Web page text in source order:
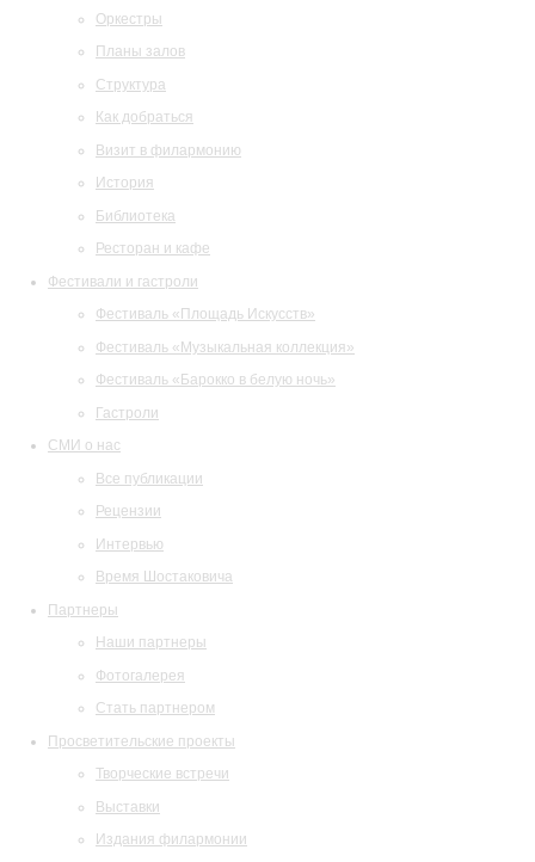
Оркестры
Планы залов
Структура
Как добраться
Визит в филармонию
История
Библиотека
Ресторан и кафе
Фестивали и гастроли
Фестиваль «Площадь Искусств»
Фестиваль «Музыкальная коллекция»
Фестиваль «Барокко в белую ночь»
Гастроли
СМИ о нас
Все публикации
Рецензии
Интервью
Время Шостаковича
Партнеры
Наши партнеры
Фотогалерея
Стать партнером
Просветительские проекты
Творческие встречи
Выставки
Издания филармонии